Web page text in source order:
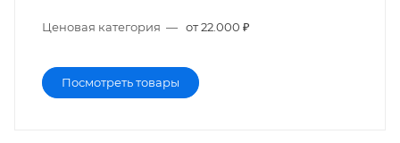
Ценовая категория — от 22.000 ₽
Посмотреть товары